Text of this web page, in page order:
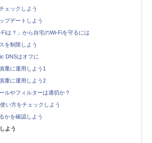
ェックしよう
プデートしよう
Fiは？」から自宅のWi-Fiを守るには
を制限しよう
DNSはオフに
重に運用しよう1
重に運用しよう2
ルやフィルターは適切か？
い方をチェックしよう
かを確認しよう
よう